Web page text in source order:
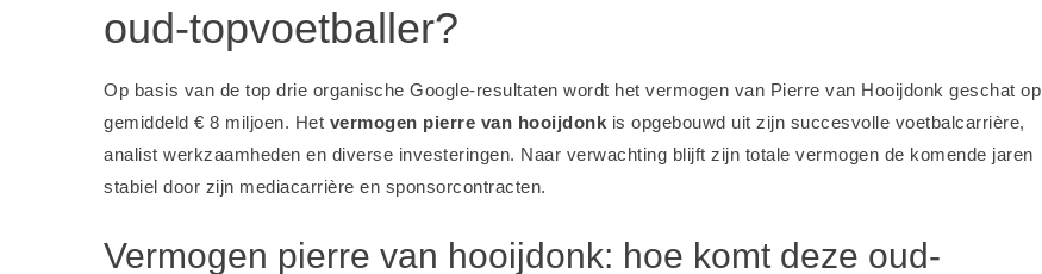
oud-topvoetballer?
Op basis van de top drie organische Google-resultaten wordt het vermogen van Pierre van Hooijdonk geschat op
gemiddeld € 8 miljoen. Het vermogen pierre van hooijdonk is opgebouwd uit zijn succesvolle voetbalcarrière,
analist werkzaamheden en diverse investeringen. Naar verwachting blijft zijn totale vermogen de komende jaren
stabiel door zijn mediacarrière en sponsorcontracten.
Vermogen pierre van hooijdonk: hoe komt deze oud-